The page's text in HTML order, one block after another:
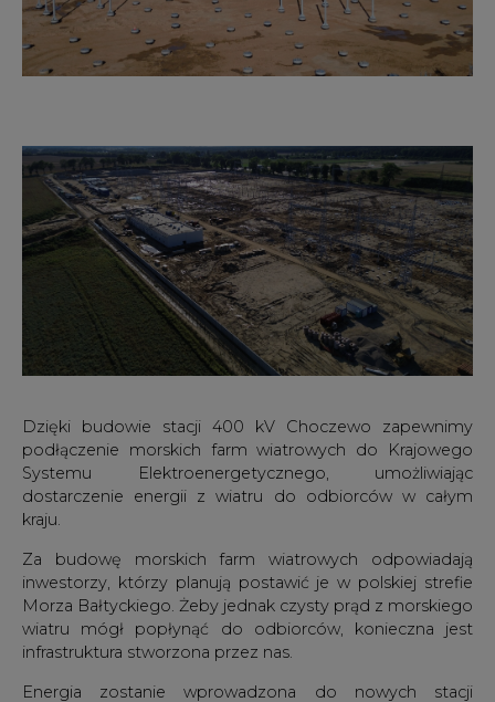
Dzięki budowie stacji 400 kV Choczewo zapewnimy
podłączenie morskich farm wiatrowych do Krajowego
Systemu Elektroenergetycznego, umożliwiając
dostarczenie energii z wiatru do odbiorców w całym
kraju.
Za budowę morskich farm wiatrowych odpowiadają
inwestorzy, którzy planują postawić je w polskiej strefie
Morza Bałtyckiego. Żeby jednak czysty prąd z morskiego
wiatru mógł popłynąć do odbiorców, konieczna jest
infrastruktura stworzona przez nas.
Energia zostanie wprowadzona do nowych stacji